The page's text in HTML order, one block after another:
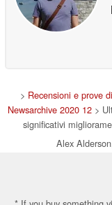
> Recensioni e prove
Newsarchive 2020 12 >
significativi
Alex